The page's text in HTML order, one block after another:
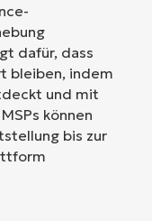
dafür, dass
bleiben, indem
und mit
können
bis zur